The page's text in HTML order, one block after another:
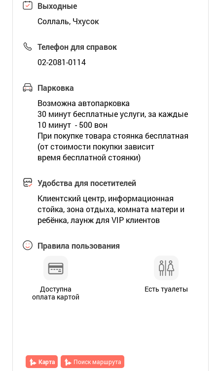
Выходные
Соллаль, Чхусок
Телефон для справок
02-2081-0114
Парковка
Возможна автопарковка
30 минут бесплатные услуги, за каждые
10 минут - 500 вон
При покупке товара стоянка бесплатная
(от стоимости покупки зависит
время бесплатной стоянки)
Удобства для посетителей
Клиентский центр, информационная
стойка, зона отдыха, комната матери и
ребёнка, лаунж для VIP клиентов
Правила пользования
Доступна
оплата картой
Есть туалеты
Карта Поиск маршрута